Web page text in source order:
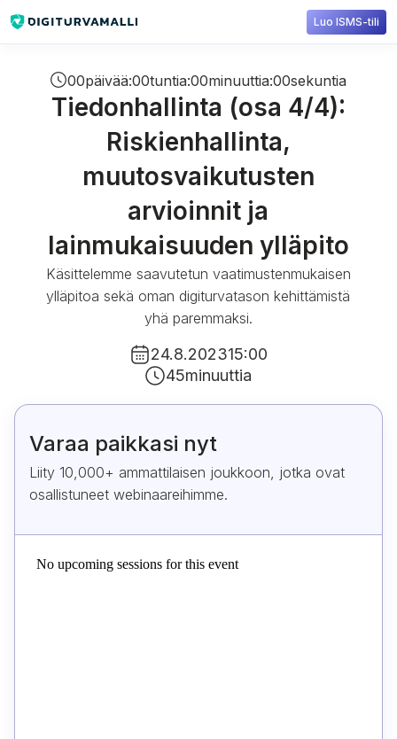
Luo ISMS-tili
00päivää:00tuntia:00minuuttia:00sekuntia
Tiedonhallinta (osa 4/4):
Riskienhallinta,
muutosvaikutusten
arvioinnit ja
lainmukaisuuden ylläpito
Käsittelemme saavutetun vaatimustenmukaisen
ylläpitoa sekä oman digiturvatason kehittämistä
yhä paremmaksi.
24.8.202315:00
45minuuttia
Varaa paikkasi nyt
Liity 10,000+ ammattilaisen joukkoon, jotka ovat
osallistuneet webinaareihimme.